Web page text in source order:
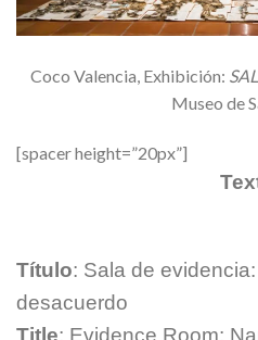
Coco Valencia, Exhibición:
Museo de
[spacer height=”20px”]
Título: Sala de
desacuerdo
Title: Evidence Room: